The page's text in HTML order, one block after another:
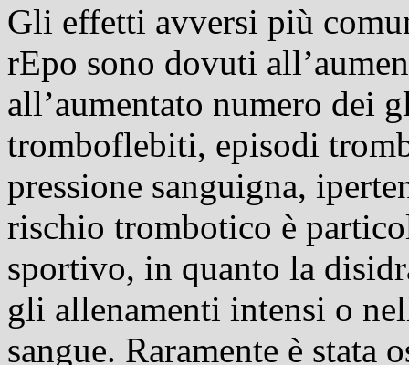
Gli effetti avversi più
rEpo sono dovuti
all’aumentato numero dei
tromboflebiti, episodi
pressione sanguigna,
rischio trombotico è
sportivo, in quanto la
gli allenamenti intensi o
sangue. Raramente è stata